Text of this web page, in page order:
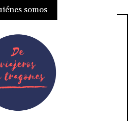
somos